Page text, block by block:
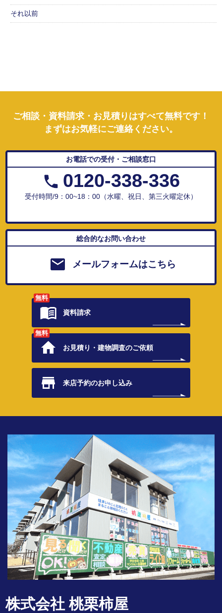
それ以前
ご相談・資料請求・お見積りはすべて無料です！
まずはお気軽にご連絡ください。
お電話での受付・ご相談窓口
0120-338-336
受付時間/9：00~18：00（水曜、祝日、第三火曜定休）
総合的なお問い合わせ
メールフォームはこちら
無料
資料請求
無料
お見積り・建物調査のご依頼
来店予約のお申し込み
株式会社 桃栗柿屋